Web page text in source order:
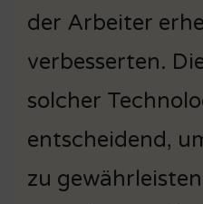
der Arbeiter
verbesserten.
solcher
entscheidend,
zu